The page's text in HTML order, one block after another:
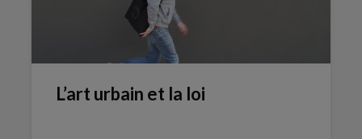
L’art urbain et la loi